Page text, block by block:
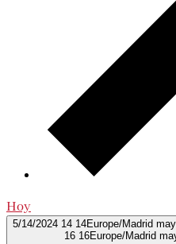
Hoy
5/14/2024 14 14Europe/Madrid
16 16Europe/Madrid